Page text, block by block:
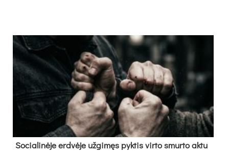
So­cia­li­nė­je erd­vė­je už­gi­męs pyk­tis vir­to smur­to ak­tu